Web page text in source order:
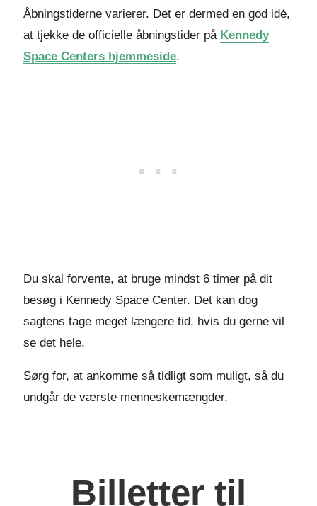
Åbningstiderne varierer. Det er dermed en god idé,
at tjekke de officielle åbningstider på Kennedy
Space Centers hjemmeside.
Du skal forvente, at bruge mindst 6 timer på dit
besøg i Kennedy Space Center. Det kan dog
sagtens tage meget længere tid, hvis du gerne vil
se det hele.
Sørg for, at ankomme så tidligt som muligt, så du
undgår de værste menneskemængder.
Billetter til